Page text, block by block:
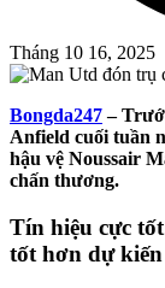
Tháng 10 16, 2025
Bongda247–
Anfield cuối tuần
hậu vệ Noussair
chấn thương.
Tín hiệu cực
tốt hơn dự kiến